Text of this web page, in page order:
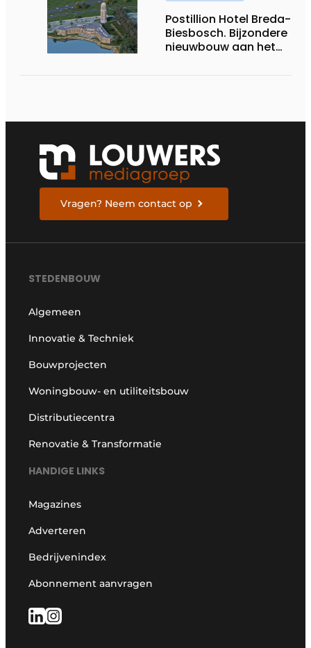
Postillion Hotel Breda-
Biesbosch. Bijzondere
nieuwbouw aan het
Vragen? Neem contact op
STEDENBOUW
Algemeen
Innovatie & Techniek
Bouwprojecten
Woningbouw- en utiliteitsbouw
Distributiecentra
Renovatie & Transformatie
HANDIGE LINKS
Magazines
Adverteren
Bedrijvenindex
Abonnement aanvragen